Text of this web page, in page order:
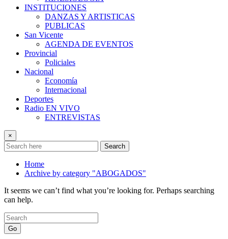
INSTITUCIONES
DANZAS Y ARTISTICAS
PUBLICAS
San Vicente
AGENDA DE EVENTOS
Provincial
Policiales
Nacional
Economía
Internacional
Deportes
Radio EN VIVO
ENTREVISTAS
×
Search
Home
Archive by category "ABOGADOS"
It seems we can’t find what you’re looking for. Perhaps searching
can help.
Go